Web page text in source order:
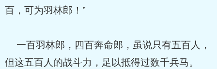
百，可为羽林郎！”
一百羽林郎，四百奔命郎，虽说只有五百人，
但这五百人的战斗力，足以抵得过数千兵马。